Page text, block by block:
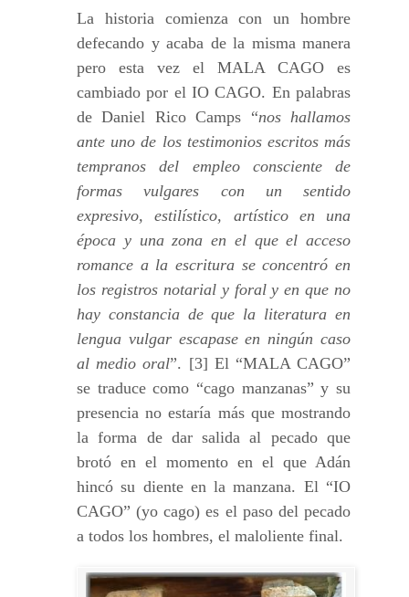
La historia comienza con un hombre
defecando y acaba de la misma manera
pero esta vez el MALA CAGO es
cambiado por el IO CAGO. En palabras
de Daniel Rico Camps “nos hallamos
ante uno de los testimonios escritos más
tempranos del empleo consciente de
formas vulgares con un sentido
expresivo, estilístico, artístico en una
época y una zona en el que el acceso
romance a la escritura se concentró en
los registros notarial y foral y en que no
hay constancia de que la literatura en
lengua vulgar escapase en ningún caso
al medio oral”. [3] El “MALA CAGO”
se traduce como “cago manzanas” y su
presencia no estaría más que mostrando
la forma de dar salida al pecado que
brotó en el momento en el que Adán
hincó su diente en la manzana. El “IO
CAGO” (yo cago) es el paso del pecado
a todos los hombres, el maloliente final.